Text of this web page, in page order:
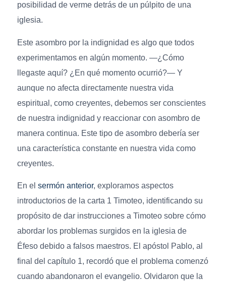
posibilidad de verme detrás de un púlpito de una
iglesia.
Este asombro por la indignidad es algo que todos
experimentamos en algún momento. —¿Cómo
llegaste aquí? ¿En qué momento ocurrió?— Y
aunque no afecta directamente nuestra vida
espiritual, como creyentes, debemos ser conscientes
de nuestra indignidad y reaccionar con asombro de
manera continua. Este tipo de asombro debería ser
una característica constante en nuestra vida como
creyentes.
En el sermón anterior, exploramos aspectos
introductorios de la carta 1 Timoteo, identificando su
propósito de dar instrucciones a Timoteo sobre cómo
abordar los problemas surgidos en la iglesia de
Éfeso debido a falsos maestros. El apóstol Pablo, al
final del capítulo 1, recordó que el problema comenzó
cuando abandonaron el evangelio. Olvidaron que la